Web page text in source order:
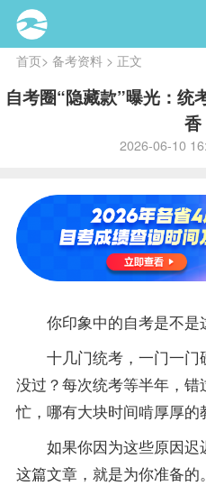
首页> 备考资料> 正文
自考圈“隐藏款”曝光：统
香
2026-06-10
你印象中的自考是不
十几门统考，一门一
没过？每次统考等半年，
忙，哪有大块时间啃厚厚的
如果你因为这些原因
这篇文章，就是为你准备